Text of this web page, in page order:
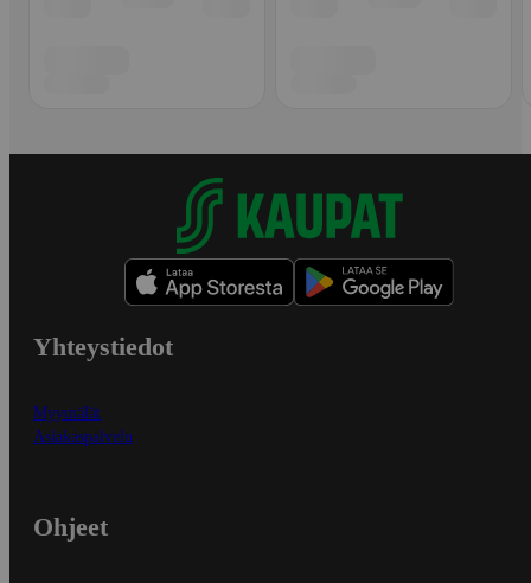
Yhteystiedot
Myymälät
Asiakaspalvelu
Ohjeet